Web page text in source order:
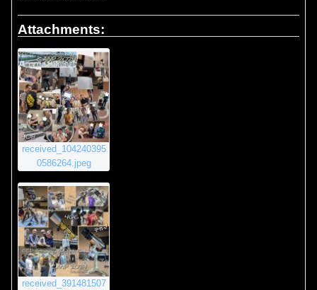
Attachments:
received_104240395
0586264.jpeg
received_391481507